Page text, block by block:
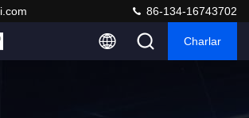
86-134-16743702
Charlar